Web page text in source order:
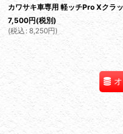
カワサキ車専用 軽ッチPro Xクラ
7,500円(税別)
(税込 : 8,250円)